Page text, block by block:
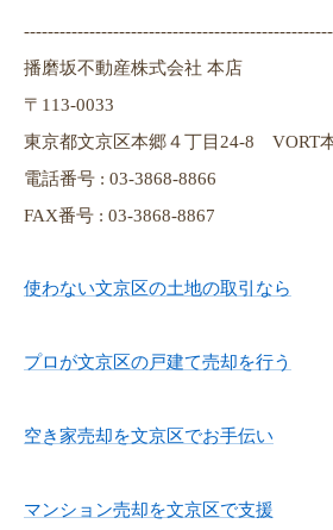
播磨坂不動産株式会社 本店
〒113-0033
東京都文京区本郷４丁目24-8 VORT
電話番号 : 03-3868-8866
FAX番号 : 03-3868-8867
使わない文京区の土地の取引なら
プロが文京区の戸建て売却を行う
空き家売却を文京区でお手伝い
マンション売却を文京区で支援